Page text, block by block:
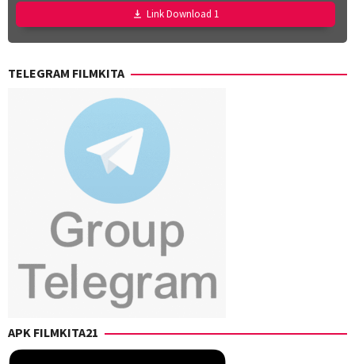
Link Download 1
TELEGRAM FILMKITA
APK FILMKITA21